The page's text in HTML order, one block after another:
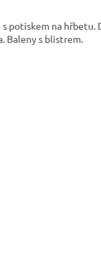
potiskem na hřbetu.
Baleny s blistrem.